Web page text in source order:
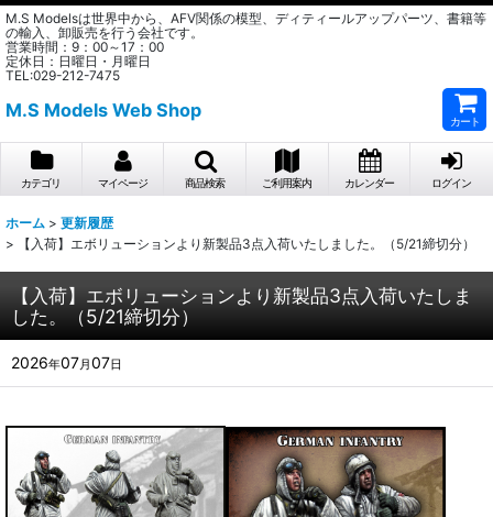
M.S Modelsは世界中から、AFV関係の模型、ディティールアップパーツ、書籍等
の輸入、卸販売を行う会社です。
営業時間：9：00～17：00
定休日：日曜日・月曜日
TEL:029-212-7475
M.S Models Web Shop
カート
カテゴリ マイページ 商品検索 ご利用案内 カレンダー ログイン
ホーム > 更新履歴
>
【入荷】エボリューションより新製品3点入荷いたしました。（5/21締切分）
【入荷】エボリューションより新製品3点入荷いたしま
した。（5/21締切分）
2026年07月07日